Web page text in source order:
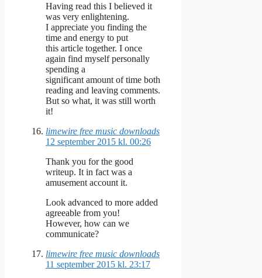
Having read this I believed it
was very enlightening.
I appreciate you finding the
time and energy to put
this article together. I once
again find myself personally
spending a
significant amount of time both
reading and leaving comments.
But so what, it was still worth
it!
limewire free music downloads
12 september 2015 kl. 00:26
Thank you for the good
writeup. It in fact was a
amusement account it.
Look advanced to more added
agreeable from you!
However, how can we
communicate?
limewire free music downloads
11 september 2015 kl. 23:17